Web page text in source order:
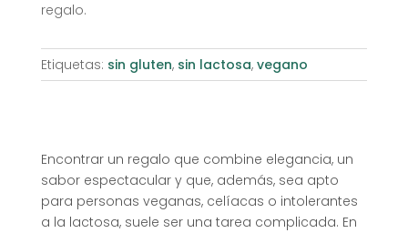
regalo.
Etiquetas: sin gluten, sin lactosa, vegano
Encontrar un regalo que combine elegancia, un
sabor espectacular y que, además, sea apto
para personas veganas, celíacas o intolerantes
a la lactosa, suele ser una tarea complicada. En